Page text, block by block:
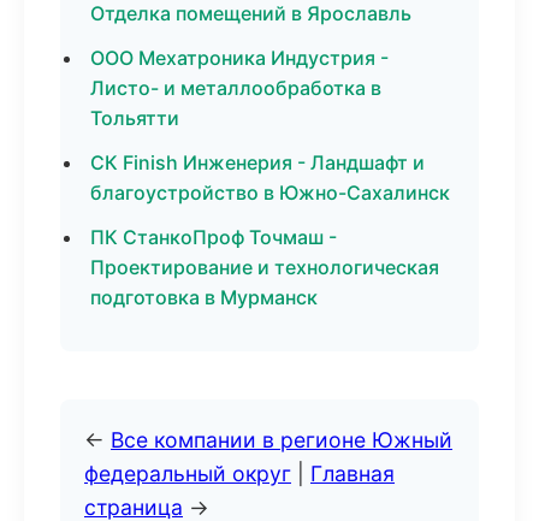
Отделка помещений в Ярославль
ООО Мехатроника Индустрия -
Листо- и металлообработка в
Тольятти
СК Finish Инженерия - Ландшафт и
благоустройство в Южно-Сахалинск
ПК СтанкоПроф Точмаш -
Проектирование и технологическая
подготовка в Мурманск
← Все компании в регионе Южный
федеральный округ
Главная
страница →